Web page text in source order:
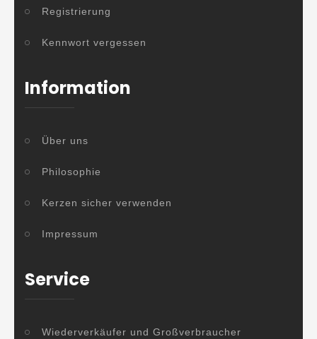
Registrierung
Kennwort vergessen
Information
Über uns
Philosophie
Kerzen sicher verwenden
Impressum
Service
Wiederverkäufer und Großverbraucher